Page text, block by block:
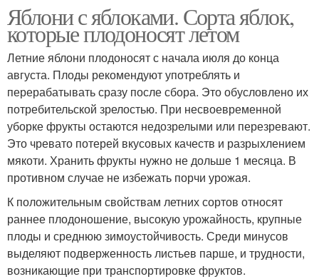
Яблони с яблоками. Сорта яблок,
которые плодоносят летом
Летние яблони плодоносят с начала июля до конца
августа. Плоды рекомендуют употреблять и
перерабатывать сразу после сбора. Это обусловлено их
потребительской зрелостью. При несвоевременной
уборке фрукты остаются недозрелыми или перезревают.
Это чревато потерей вкусовых качеств и разрыхлением
мякоти. Хранить фрукты нужно не дольше 1 месяца. В
противном случае не избежать порчи урожая.
К положительным свойствам летних сортов относят
раннее плодоношение, высокую урожайность, крупные
плоды и среднюю зимоустойчивость. Среди минусов
выделяют подверженность листьев парше, и трудности,
возникающие при транспортировке фруктов.